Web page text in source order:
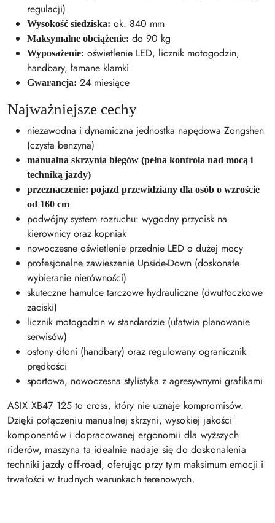
regulacji)
Wysokość siedziska: ok. 840 mm
Maksymalne obciążenie: do 90 kg
Wyposażenie: oświetlenie LED, licznik motogodzin,
handbary, łamane klamki
Gwarancja: 24 miesiące
Najważniejsze cechy
niezawodna i dynamiczna jednostka napędowa Zongshen
(czysta benzyna)
manualna skrzynia biegów (pełna kontrola nad mocą i
techniką jazdy)
przeznaczenie: pojazd przewidziany dla osób o wzroście
od 160 cm
podwójny system rozruchu: wygodny przycisk na
kierownicy oraz kopniak
nowoczesne oświetlenie przednie LED o dużej mocy
profesjonalne zawieszenie Upside-Down (doskonałe
wybieranie nierówności)
skuteczne hamulce tarczowe hydrauliczne (dwutłoczkowe
zaciski)
licznik motogodzin w standardzie (ułatwia planowanie
serwisów)
osłony dłoni (handbary) oraz regulowany ogranicznik
prędkości
sportowa, nowoczesna stylistyka z agresywnymi grafikami
ASIX XB47 125 to cross, który nie uznaje kompromisów.
Dzięki połączeniu manualnej skrzyni, wysokiej jakości
komponentów i dopracowanej ergonomii dla wyższych
riderów, maszyna ta idealnie nadaje się do doskonalenia
techniki jazdy off-road, oferując przy tym maksimum emocji i
trwałości w trudnych warunkach terenowych.